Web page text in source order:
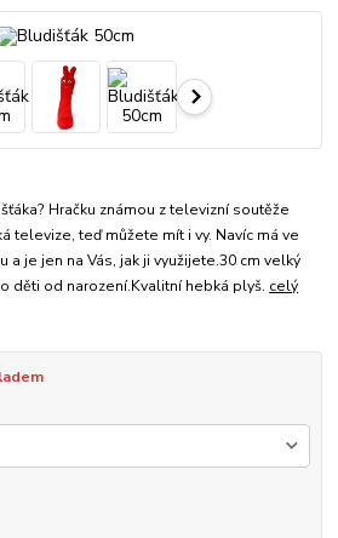
Hračku známou z televizní soutěže
televize, teď můžete mít i vy. Navíc má ve
a je jen na Vás, jak ji využijete.30 cm velký
děti od narození.Kvalitní hebká plyš. celý